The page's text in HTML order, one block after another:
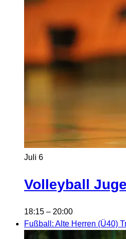
Juli 6
Volleyball
18:15 – 20:00
Fußball: Alte Herren (Ü40)